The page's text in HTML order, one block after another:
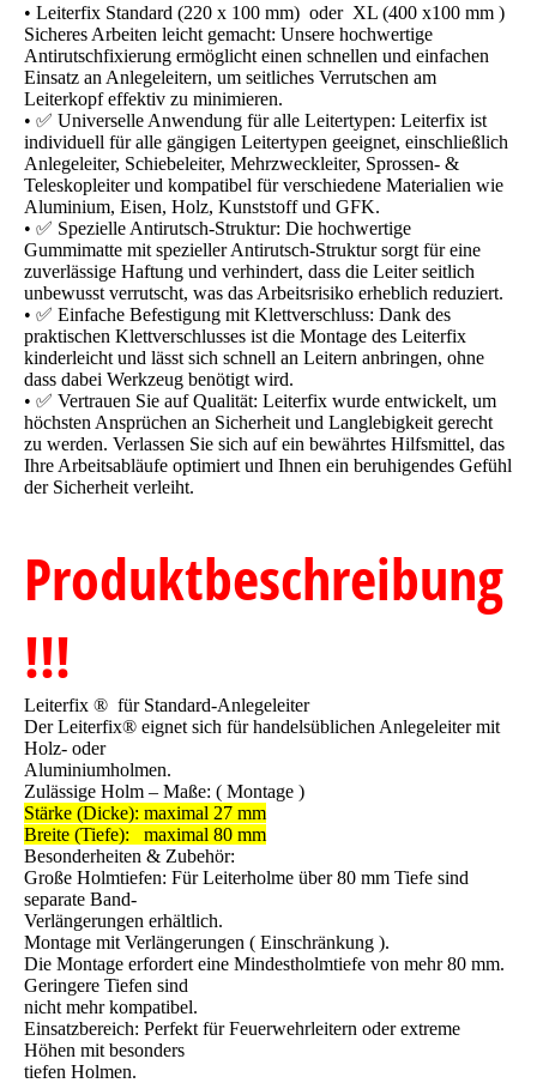
• Leiterfix Standard (220 x 100 mm) oder XL (400 x100 mm )
Sicheres Arbeiten leicht gemacht: Unsere hochwertige
Antirutschfixierung ermöglicht einen schnellen und einfachen
Einsatz an Anlegeleitern, um seitliches Verrutschen am
Leiterkopf effektiv zu minimieren.
• ✅ Universelle Anwendung für alle Leitertypen: Leiterfix ist
individuell für alle gängigen Leitertypen geeignet, einschließlich
Anlegeleiter, Schiebeleiter, Mehrzweckleiter, Sprossen- &
Teleskopleiter und kompatibel für verschiedene Materialien wie
Aluminium, Eisen, Holz, Kunststoff und GFK.
• ✅ Spezielle Antirutsch-Struktur: Die hochwertige
Gummimatte mit spezieller Antirutsch-Struktur sorgt für eine
zuverlässige Haftung und verhindert, dass die Leiter seitlich
unbewusst verrutscht, was das Arbeitsrisiko erheblich reduziert.
• ✅ Einfache Befestigung mit Klettverschluss: Dank des
praktischen Klettverschlusses ist die Montage des Leiterfix
kinderleicht und lässt sich schnell an Leitern anbringen, ohne
dass dabei Werkzeug benötigt wird.
• ✅ Vertrauen Sie auf Qualität: Leiterfix wurde entwickelt, um
höchsten Ansprüchen an Sicherheit und Langlebigkeit gerecht
zu werden. Verlassen Sie sich auf ein bewährtes Hilfsmittel, das
Ihre Arbeitsabläufe optimiert und Ihnen ein beruhigendes Gefühl
der Sicherheit verleiht.
Produktbeschreibung
!!!
Leiterfix ® für Standard-Anlegeleiter
Der Leiterfix® eignet sich für handelsüblichen Anlegeleiter mit
Holz- oder
Aluminiumholmen.
Zulässige Holm – Maße: ( Montage )
Stärke (Dicke): maximal 27 mm
Breite (Tiefe): maximal 80 mm
Besonderheiten & Zubehör:
Große Holmtiefen: Für Leiterholme über 80 mm Tiefe sind
separate Band-
Verlängerungen erhältlich.
Montage mit Verlängerungen ( Einschränkung ).
Die Montage erfordert eine Mindestholmtiefe von mehr 80 mm.
Geringere Tiefen sind
nicht mehr kompatibel.
Einsatzbereich: Perfekt für Feuerwehrleitern oder extreme
Höhen mit besonders
tiefen Holmen.